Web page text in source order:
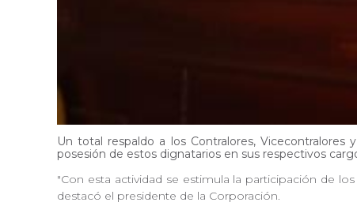
Un total respaldo a los Contralores,
posesión de estos dignatarios en sus respectivos
"Con esta actividad se estimula la participación de
destacó el presidente de la Corporación.